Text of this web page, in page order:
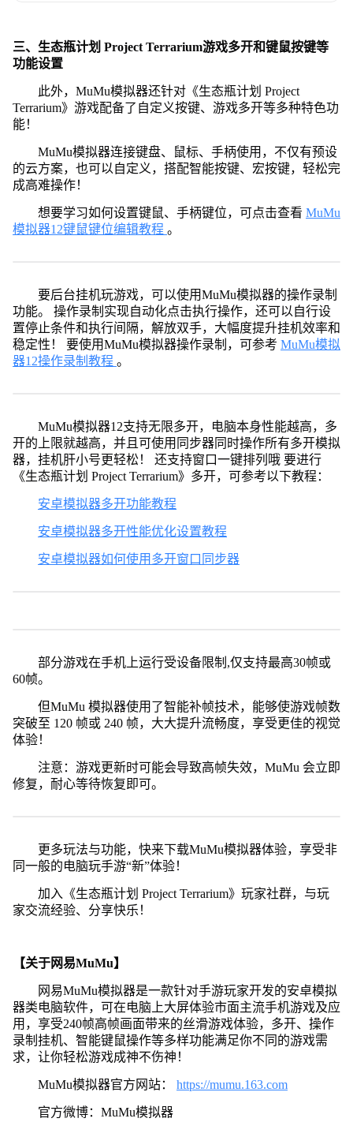
三、生态瓶计划 Project Terrarium游戏多开和键鼠按键等
功能设置
此外，MuMu模拟器还针对《生态瓶计划 Project
Terrarium》游戏配备了自定义按键、游戏多开等多种特色功
能！
MuMu模拟器连接键盘、鼠标、手柄使用，不仅有预设
的云方案，也可以自定义，搭配智能按键、宏按键，轻松完
成高难操作！
想要学习如何设置键鼠、手柄键位，可点击查看 MuMu
模拟器12键鼠键位编辑教程 。
要后台挂机玩游戏，可以使用MuMu模拟器的操作录制
功能。 操作录制实现自动化点击执行操作，还可以自行设
置停止条件和执行间隔，解放双手，大幅度提升挂机效率和
稳定性！ 要使用MuMu模拟器操作录制，可参考 MuMu模拟
器12操作录制教程 。
MuMu模拟器12支持无限多开，电脑本身性能越高，多
开的上限就越高，并且可使用同步器同时操作所有多开模拟
器，挂机肝小号更轻松！ 还支持窗口一键排列哦 要进行
《生态瓶计划 Project Terrarium》多开，可参考以下教程：
安卓模拟器多开功能教程
安卓模拟器多开性能优化设置教程
安卓模拟器如何使用多开窗口同步器
部分游戏在手机上运行受设备限制,仅支持最高30帧或
60帧。
但MuMu 模拟器使用了智能补帧技术，能够使游戏帧数
突破至 120 帧或 240 帧，大大提升流畅度，享受更佳的视觉
体验！
注意：游戏更新时可能会导致高帧失效，MuMu 会立即
修复，耐心等待恢复即可。
更多玩法与功能，快来下载MuMu模拟器体验，享受非
同一般的电脑玩手游“新”体验！
加入《生态瓶计划 Project Terrarium》玩家社群，与玩
家交流经验、分享快乐！
【关于网易MuMu】
网易MuMu模拟器是一款针对手游玩家开发的安卓模拟
器类电脑软件，可在电脑上大屏体验市面主流手机游戏及应
用，享受240帧高帧画面带来的丝滑游戏体验，多开、操作
录制挂机、智能键鼠操作等多样功能满足你不同的游戏需
求，让你轻松游戏成神不伤神！
MuMu模拟器官方网站： https://mumu.163.com
官方微博：MuMu模拟器